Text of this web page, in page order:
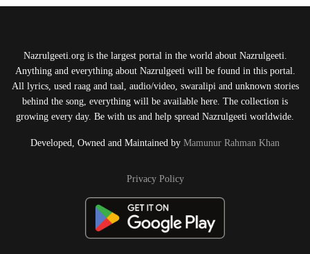
Nazrulgeeti.org is the largest portal in the world about Nazrulgeeti.
Anything and everything about Nazrulgeeti will be found in this portal.
All lyrics, used raag and taal, audio/video, swaralipi and unknown stories
behind the song, everything will be available here. The collection is
growing every day. Be with us and help spread Nazrulgeeti worldwide.
Developed, Owned and Maintained by Mamunur Rahman Khan
Privacy Policy